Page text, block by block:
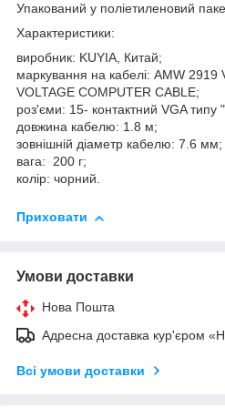
Упакований у поліетиленовий
Характеристики:
виробник: KUYIA, Китай;
маркування на кабелі: AMW
VOLTAGE COMPUTER CABLE;
роз'єми: 15- контактний VGA типу
довжина кабелю: 1.8 м;
зовнішній діаметр кабелю: 7.6 мм;
вага: 200 г;
колір: чорний.
Приховати
Умови доставки
Нова Пошта
Адресна доставка кур'єром
Всі умови доставки